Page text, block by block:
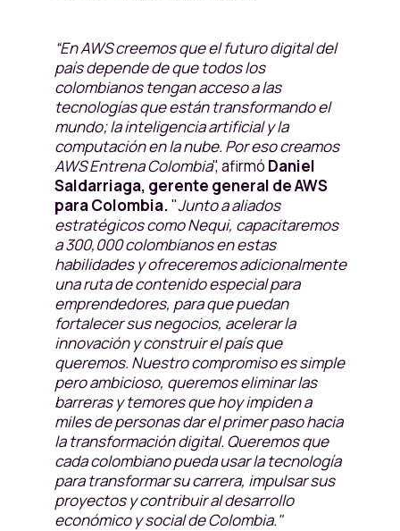
“En AWS creemos que el futuro digital del
país depende de que todos los
colombianos tengan acceso a las
tecnologías que están transformando el
mundo; la inteligencia artificial y la
computación en la nube. Por eso creamos
AWS Entrena Colombia", afirmó Daniel
Saldarriaga, gerente general de AWS
para Colombia."Junto a aliados
estratégicos como Nequi, capacitaremos
a 300,000 colombianos en estas
habilidades y ofreceremos adicionalmente
una ruta de contenido especial para
emprendedores, para que puedan
fortalecer sus negocios, acelerar la
innovación y construir el país que
queremos. Nuestro compromiso es simple
pero ambicioso, queremos eliminar las
barreras y temores que hoy impiden a
miles de personas dar el primer paso hacia
la transformación digital. Queremos que
cada colombiano pueda usar la tecnología
para transformar su carrera, impulsar sus
proyectos y contribuir al desarrollo
económico y social de Colombia."